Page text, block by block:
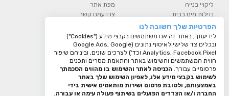
ליקויי בנייה
נזילות מים בבית
רטיבות וליקויים בבית
בדיקת גז ראדון
בדיקת קרינה
בדיקת עובש בדירה
המסלול המשפטי להתמודדות עם
ליקוי בניה
מפת אתר
צרו עמנו קשר
הפרטיות שלך חשובה לנו
לידיעתך, באתר זה אנו משתמשים בקבצי מידע ("Cookies")
ובכלים צד שלישי לאיסוף נתונים (Google Ads, Google
Analytics, Facebook Pixel וכד') לצרכים שונים, וביניהם שיפור
חווית המשתמשים והשימוש באתר והתאמת מסרים ותכנים
פרסומיים עבורך. הכניסה לאתר והשימוש בו מהווים הסכמתך
לשימוש בקבצי מידע אלו, לאפיון השימוש שלך באתר
באמצעותם, ולטובת פרסום ושירות מותאמים אישית בידי
החברה ו/או הצדדים הפועלים בשיתוף פעולה עימה או עבורה,